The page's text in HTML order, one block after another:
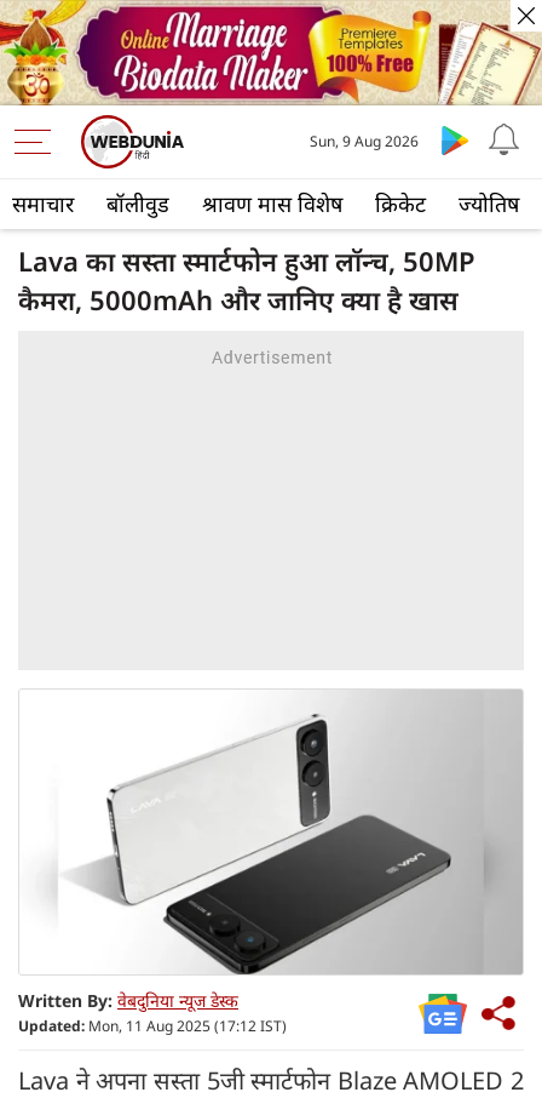
समाचार बॉलीवुड श्रावण मास विशेष क्रिकेट ज्योतिष
Sun, 9 Aug 2026
Lava का सस्ता स्मार्टफोन हुआ लॉन्च, 50MP
कैमरा, 5000mAh और जानिए क्या है खास
Written By: वेबदुनिया न्यूज डेस्क
Updated: Mon, 11 Aug 2025 (17:12 IST)
Lava ने अपना सस्ता 5जी स्मार्टफोन Blaze AMOLED 2